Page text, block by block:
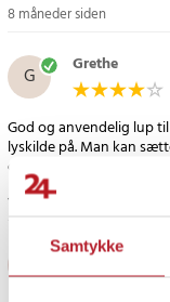
Samtykke
8 måneder siden
G Grethe
God og anvendelig lup
lyskilde på. Man kan
det.
10 måneder siden
Tina K